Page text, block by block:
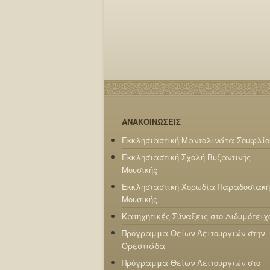
ΑΝΑΚΟΙΝΩΣΕΙΣ
Εκκλησιαστική Μαντολινάτα
Εκκλησιαστική Σχολή Βυζαντινής
Μουσικής
Εκκλησιαστική Χορωδία
Μουσικής
Κατηχητικές Σύναξεις στο
Πρόγραμμα Θείων Λειτουργιών στην
Ορεστιάδα
Πρόγραμμα Θείων Λειτουργιών στο